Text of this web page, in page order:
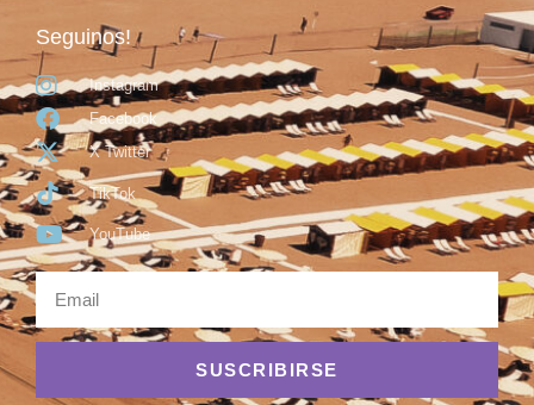
Seguinos!
Instagram
Facebook
X Twitter
TikTok
YouTube
SUSCRIBIRSE